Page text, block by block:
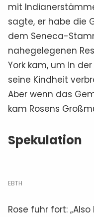
mit
sagte, er habe die
dem Seneca-
nahegelegenen
York kam, um in
seine Kindheit
Aber wenn das
kam Rosens
Spekulation
EBTH
Rose fuhr fort: